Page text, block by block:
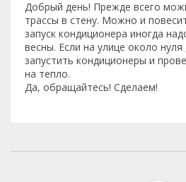
Добрый день! Прежде всего
трассы в стену. Можно и
запуск кондиционера иногда
весны. Если на улице около
запустить кондиционеры и
на тепло.
Да, обращайтесь! Сделаем!